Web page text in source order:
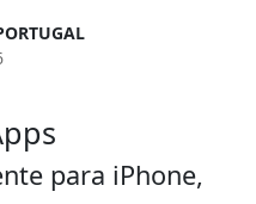
para iPhone,